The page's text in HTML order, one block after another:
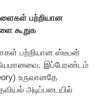
பற்றியான
கூறுக
பற்றியான ஸ்டீபன்
இப்பேரண்டம்
உருவானதே
அடிப்படையில்